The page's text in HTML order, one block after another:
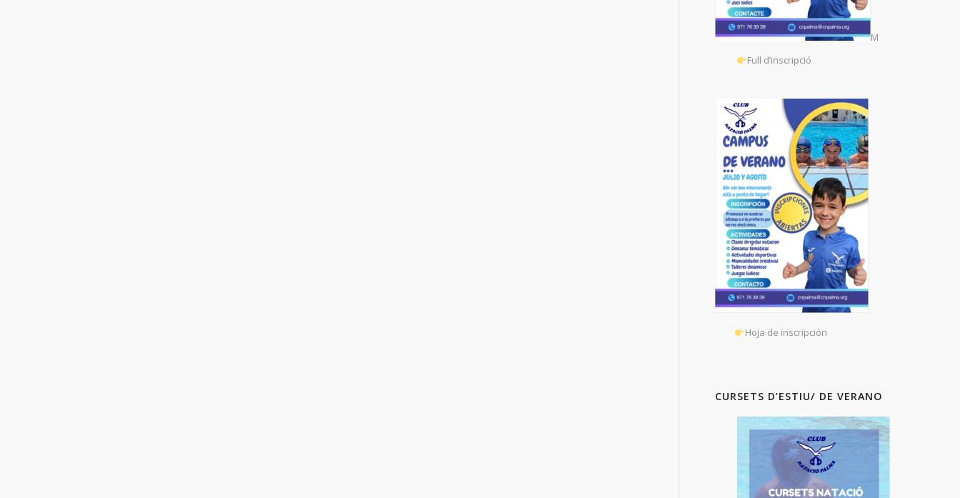
M
Full d’inscripció
Hoja de inscripción
CURSETS D’ESTIU/ DE VERANO